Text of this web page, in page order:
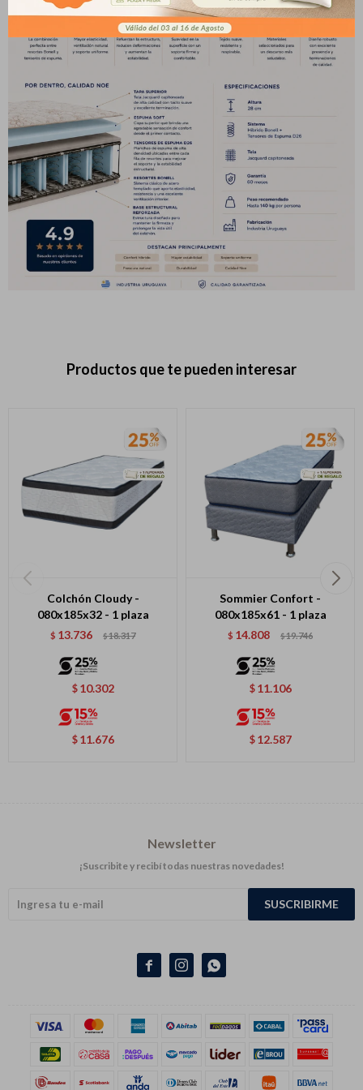
Productos que te pueden interesar
Colchón Cloudy -
080x185x32 - 1 plaza
$ 13.736 $18.317
$ 10.302
$ 11.676
Sommier Confort -
080x185x61 - 1 plaza
$ 14.808 $19.746
$ 11.106
$ 12.587
  
Newsletter
¡Suscribite y recibí todas nuestras novedades!
SUSCRIBIRME
Día Mes Año
pago
* sujeto a aprobación crediticia. El monto disponible
puede variar por comercio